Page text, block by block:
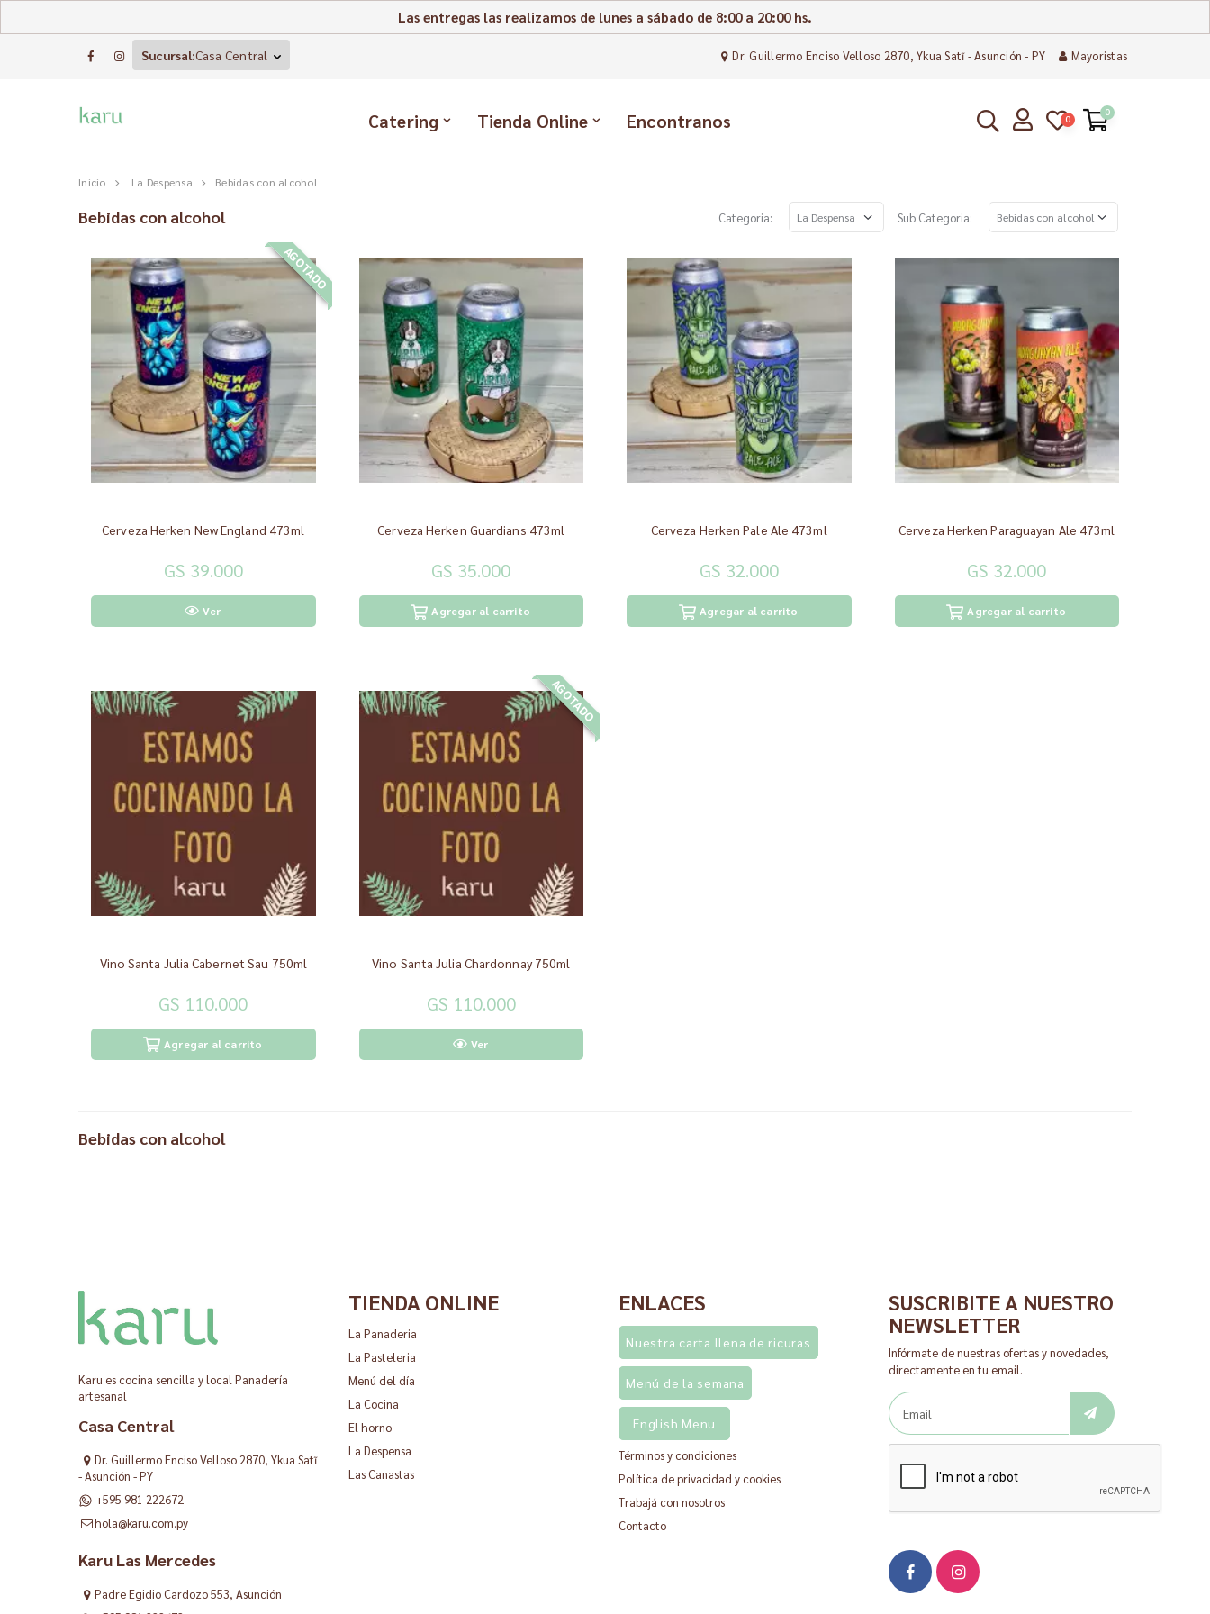
Las entregas las realizamos de lunes a sábado de 8:00 a 20:00 hs.
Sucursal:Casa Central Dr. Guillermo Enciso Velloso 2870, Ykua Satĩ - Asunción - PY Mayoristas
Catering Tienda Online Encontranos 0
0
Inicio La Despensa Bebidas con alcohol
Bebidas con alcohol Categoria: Sub Categoria:
AGOTADO
Cerveza Herken New England 473ml
GS 39.000
Ver
Cerveza Herken Guardians 473ml
GS 35.000
Agregar al carrito
Cerveza Herken Pale Ale 473ml
GS 32.000
Agregar al carrito
Cerveza Herken Paraguayan Ale 473ml
GS 32.000
Agregar al carrito
Vino Santa Julia Cabernet Sau 750ml
GS 110.000
Agregar al carrito
AGOTADO
Vino Santa Julia Chardonnay 750ml
GS 110.000
Ver
Bebidas con alcohol
Karu es cocina sencilla y local Panadería
artesanal
Casa Central
Dr. Guillermo Enciso Velloso 2870, Ykua Satĩ
- Asunción - PY
+595 981 222672
hola@karu.com.py
Karu Las Mercedes
Padre Egidio Cardozo 553, Asunción
TIENDA ONLINE
La Panaderia
La Pasteleria
Menú del día
La Cocina
El horno
La Despensa
Las Canastas
ENLACES
Nuestra carta llena de ricuras
Menú de la semana
English Menu
Términos y condiciones
Política de privacidad y cookies
Trabajá con nosotros
Contacto
SUSCRIBITE A NUESTRO
NEWSLETTER
Infórmate de nuestras ofertas y novedades,
directamente en tu email.